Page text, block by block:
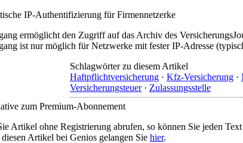
IP-Authentifizierung für Firmennetzerke
ermöglicht den Zugriff auf das Archiv des
ist nur möglich für Netzwerke mit fester IP-Adresse
Schlagwörter zu diesem Artikel
Haftpflichtversicherung · Kfz-Versicherung ·
Versicherungsteuer· Zulassungsstelle
zum Premium-Abonnement
Artikel ohne Registrierung abrufen, so können Sie jeden
Artikel bei Genios gelangen Sie hier.